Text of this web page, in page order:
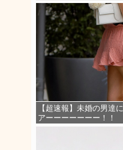
【超速報】未婚の男達
アーーーーーーー！！